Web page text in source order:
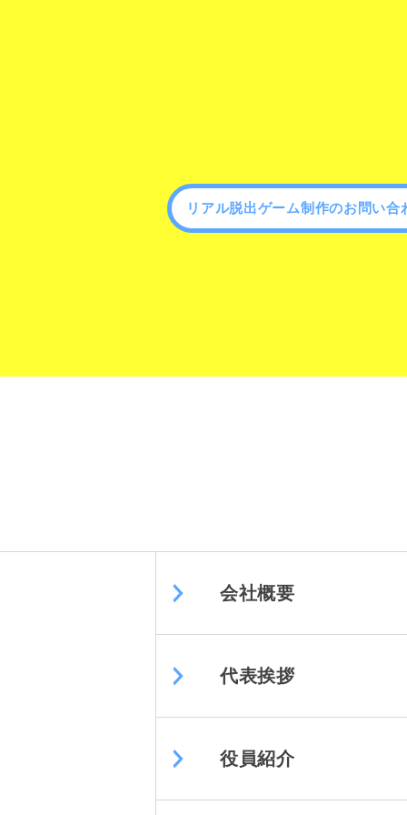
リアル脱出ゲーム制作のお問い合
会社概要
代表挨拶
役員紹介